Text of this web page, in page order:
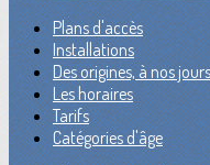
Plans d'accès
Installations
Des origines, à nos jours
Les horaires
Tarifs
Catégories d'âge